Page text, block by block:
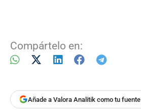
Compártelo en:
Añade a Valora Analitik como tu fuente